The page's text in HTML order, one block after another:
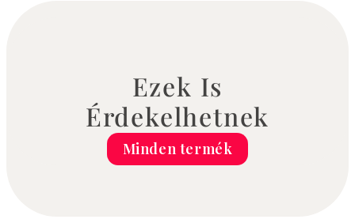
Ezek Is
Érdekelhetnek
Minden termék